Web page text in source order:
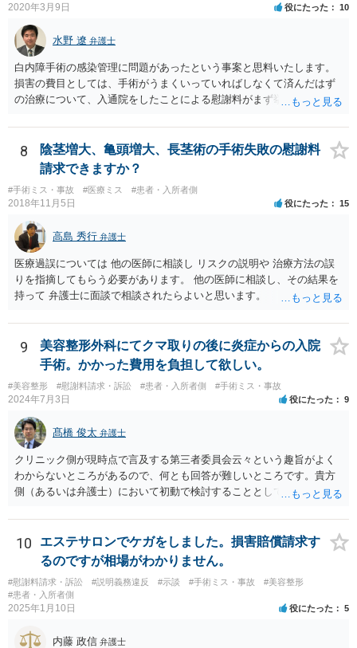
2020年3月9日 役にたった 10
水野 遼 弁護士
白内障手術の感染管理に問題があったという事案と思料いたします。
損害の費目としては、手術がうまくいっていればしなくて済んだはず
の治療について、入通院をしたことによる慰謝料がまず挙げられ、こ
が残った場合には、後遺症についての慰謝料や、逸失利益なども請求
の対象になってきます。 あくまでケースバイケースなので、今回の事
案に必ずしも当てはまるものとは言い切れませんが、過去の裁判例を
見ると、白内障の手術に失敗して片目の視力がほぼ失われたような事
案の場合、800万円程度の慰謝料が認められた事案もあります。 医療
事故の場合、相手が保険を使った対応になることが多いため、交渉を
円滑に進めるためには早期に弁護士委任された方がよいのではないか
と思います。
8
陰茎増大、亀頭増大、長茎術の手術失敗の慰謝料
請求できますか？
#手術ミス・事故 #医療ミス #患者・入所者側
2018年11月5日 役にたった 15
高島 秀行 弁護士
医療過誤については 他の医師に相談し リスクの説明や 治療方法の誤
りを指摘してもらう必要があります。 他の医師に相談し、その結果を
持って 弁護士に面談で相談されたらよいと思います。
9
美容整形外科にてクマ取りの後に炎症からの入院
手術。かかった費用を負担して欲しい。
#美容整形 #慰謝料請求・訴訟 #患者・入所者側 #手術ミス・事故
2024年7月3日 役にたった 9
髙橋 俊太 弁護士
クリニック側が現時点で言及する第三者委員会云々という趣旨がよく
わからないところがあるので、何とも回答が難しいところです。貴方
側（あるいは弁護士）において初動で検討することとしては、クリニ
医師意見聴取などが考えられるかと思います。それらを踏まえてクリ
ニック側の過失を肯定できそうであれば、クリニックに対して具体的
に損害賠償請求をしていくことになります。
10
エステサロンでケガをしました。損害賠償請求す
るのですが相場がわかりません。
#慰謝料請求・訴訟 #説明義務違反 #示談 #手術ミス・事故
#美容整形
#患者・入所者側
2025年1月10日 役にたった 5
内藤 政信 弁護士